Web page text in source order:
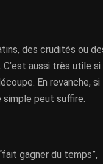
des crudités ou
aussi très utile si
En revanche, si
simple peut suffire.
gagner du temps”,